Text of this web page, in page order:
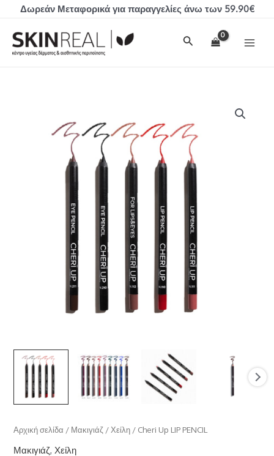
Μετάβαση
περιεχόμενο
Δωρεάν Μεταφορικά για παραγγελίες άνω των 59.90€
Αναζήτηση
Αρχική σελίδα / Μακιγιάζ / Χείλη / Cheri Up LIP PENCIL
Μακιγιάζ Χείλη